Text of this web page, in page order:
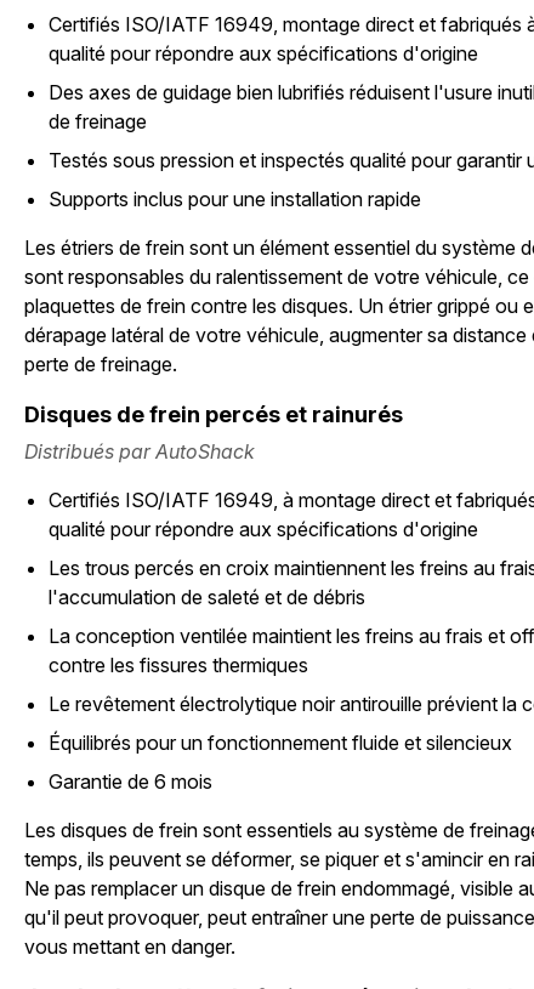
Certifiés ISO/IATF 16949, montage direct et fabriqués
qualité pour répondre aux spécifications d'origine
Des axes de guidage bien lubrifiés réduisent l'usure
de freinage
Testés sous pression et inspectés qualité pour garantir
Supports inclus pour une installation rapide
Les étriers de frein sont un élément essentiel du système
sont responsables du ralentissement de votre véhicule,
plaquettes de frein contre les disques. Un étrier grippé ou
dérapage latéral de votre véhicule, augmenter sa
perte de freinage.
Disques de frein percés et rainurés
Distribués par AutoShack
Certifiés ISO/IATF 16949, à montage direct et
qualité pour répondre aux spécifications d'origine
Les trous percés en croix maintiennent les freins au
l'accumulation de saleté et de débris
La conception ventilée maintient les freins au frais et
contre les fissures thermiques
Le revêtement électrolytique noir antirouille prévient la
Équilibrés pour un fonctionnement fluide et silencieux
Garantie de 6 mois
Les disques de frein sont essentiels au système de
temps, ils peuvent se déformer, se piquer et s'amincir en
Ne pas remplacer un disque de frein endommagé, visible
qu'il peut provoquer, peut entraîner une perte de
vous mettant en danger.